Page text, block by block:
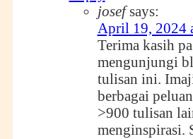
josef says:
April 19, 2024
Terima kasih
mengunjungi
tulisan ini.
berbagai
>900 tulisan
menginspirasi.